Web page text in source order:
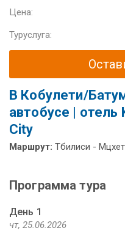
Цена:
Туруслуга:
В Кобулети/
автобусе | отель
City
Маршрут: Тбилиси -
Программа тура
День 1
чт, 25.06.2026